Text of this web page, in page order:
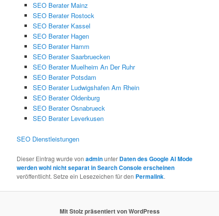
SEO Berater Mainz
SEO Berater Rostock
SEO Berater Kassel
SEO Berater Hagen
SEO Berater Hamm
SEO Berater Saarbruecken
SEO Berater Muelheim An Der Ruhr
SEO Berater Potsdam
SEO Berater Ludwigshafen Am Rhein
SEO Berater Oldenburg
SEO Berater Osnabrueck
SEO Berater Leverkusen
SEO Dienstleistungen
Dieser Eintrag wurde vonadminunter Daten des Google AI Mode
werden wohl nicht separat in Search Console erscheinen
veröffentlicht. Setze ein Lesezeichen für den Permalink.
Mit Stolz präsentiert von WordPress